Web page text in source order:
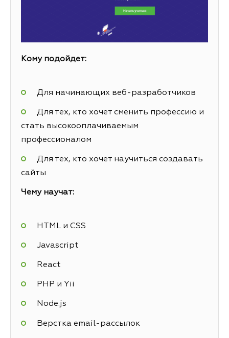
Кому подойдет:
Для начинающих веб-разработчиков
Для тех, кто хочет сменить профессию и
стать высокооплачиваемым
профессионалом
Для тех, кто хочет научиться создавать
сайты
Чему научат:
HTML и CSS
Javascript
React
PHP и Yii
Node.js
Верстка email-рассылок